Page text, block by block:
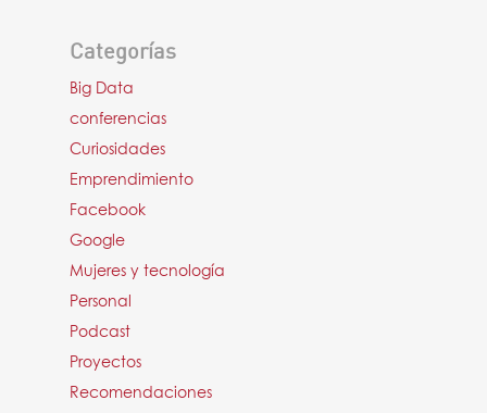
Categorías
Big Data
conferencias
Curiosidades
Emprendimiento
Facebook
Google
Mujeres y tecnología
Personal
Podcast
Proyectos
Recomendaciones